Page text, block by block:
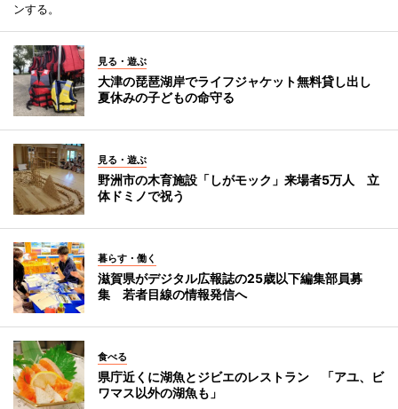
ンする。
見る・遊ぶ
大津の琵琶湖岸でライフジャケット無料貸し出し
夏休みの子どもの命守る
見る・遊ぶ
野洲市の木育施設「しがモック」来場者5万人 立
体ドミノで祝う
暮らす・働く
滋賀県がデジタル広報誌の25歳以下編集部員募
集 若者目線の情報発信へ
食べる
県庁近くに湖魚とジビエのレストラン 「アユ、ビ
ワマス以外の湖魚も」